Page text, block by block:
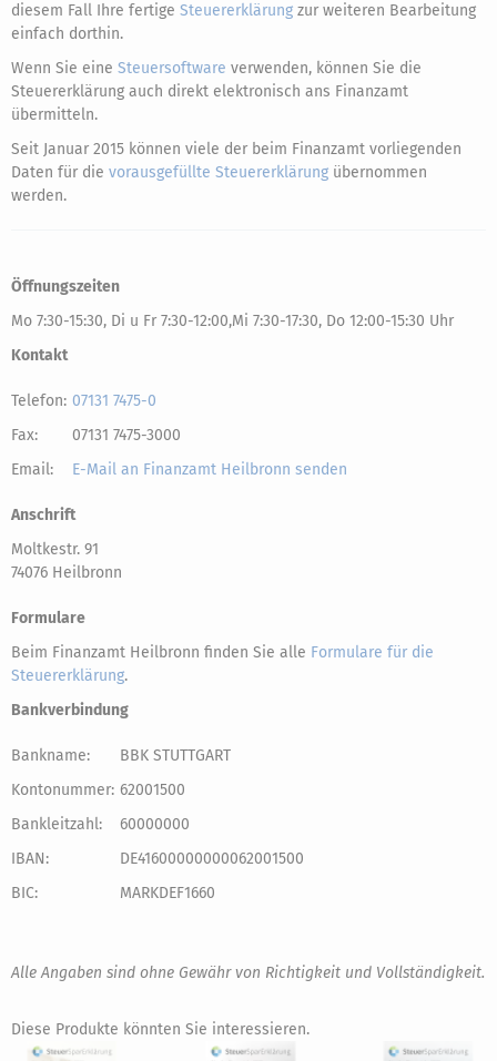
diesem Fall Ihre fertige Steuererklärung zur weiteren Bearbeitung
einfach dorthin.
Wenn Sie eine Steuersoftware verwenden, können Sie die
Steuererklärung auch direkt elektronisch ans Finanzamt
übermitteln.
Seit Januar 2015 können viele der beim Finanzamt vorliegenden
Daten für die vorausgefüllte Steuererklärung übernommen
werden.
Öffnungszeiten
Mo 7:30-15:30, Di u Fr 7:30-12:00,Mi 7:30-17:30, Do 12:00-15:30 Uhr
Kontakt
Telefon: 07131 7475-0
Fax:
07131 7475-3000
Email:
E-Mail an Finanzamt Heilbronn senden
Anschrift
Moltkestr. 91
74076 Heilbronn
Formulare
Beim Finanzamt Heilbronn finden Sie alle Formulare für die
Steuererklärung.
Bankverbindung
Bankname:
BBK STUTTGART
Kontonummer: 62001500
Bankleitzahl:
60000000
IBAN:
DE41600000000062001500
BIC:
MARKDEF1660
Alle Angaben sind ohne Gewähr von Richtigkeit und Vollständigkeit.
Diese Produkte könnten Sie interessieren.